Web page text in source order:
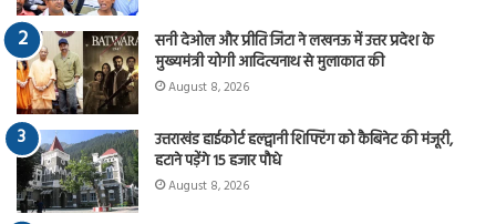
सनी देओल और प्रीति जिंटा ने लखनऊ में उत्तर प्रदेश के
मुख्यमंत्री योगी आदित्यनाथ से मुलाकात की
August 8, 2026
उत्तराखंड हाईकोर्ट हल्द्वानी शिफ्टिंग को कैबिनेट की मंजूरी,
हटाने पड़ेंगे 15 हजार पौधे
August 8, 2026